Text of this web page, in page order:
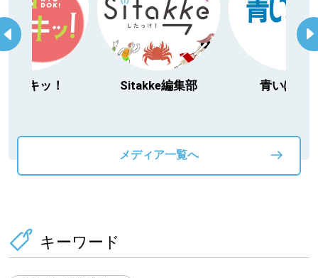
Sitakke編集部 青いぽすと
「北海道３
メディア一覧へ
キーワード